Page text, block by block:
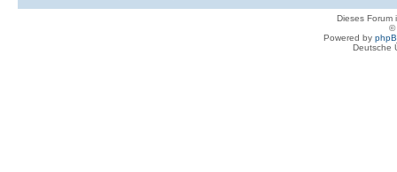
Dieses
©
Powered by
Deutsche